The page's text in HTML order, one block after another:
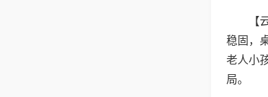
稳固，
老人小
局。